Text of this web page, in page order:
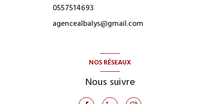
0557514693
agencealbalys@gmail.com
NOS RÉSEAUX
Nous suivre